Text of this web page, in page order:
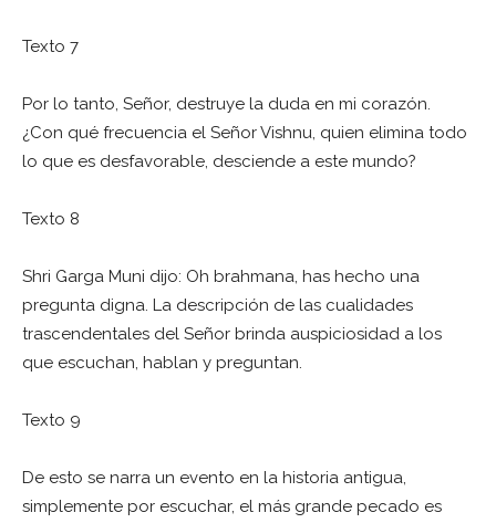
Texto 7
Por lo tanto, Señor, destruye la duda en mi corazón.
¿Con qué frecuencia el Señor Vishnu, quien elimina todo
lo que es desfavorable, desciende a este mundo?
Texto 8
Shri Garga Muni dijo: Oh brahmana, has hecho una
pregunta digna. La descripción de las cualidades
trascendentales del Señor brinda auspiciosidad a los
que escuchan, hablan y preguntan.
Texto 9
De esto se narra un evento en la historia antigua,
simplemente por escuchar, el más grande pecado es